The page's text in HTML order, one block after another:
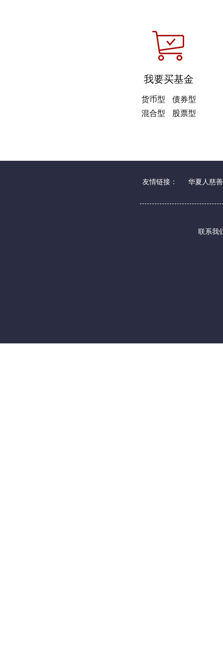
我要买基金
货币型
债券型
混合型
股票型
友情链接： 华夏人慈
联系我